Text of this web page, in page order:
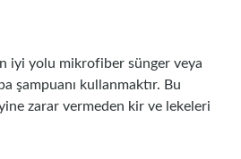
iyi yolu mikrofiber sünger veya
şampuanı kullanmaktır. Bu
zarar vermeden kir ve lekeleri